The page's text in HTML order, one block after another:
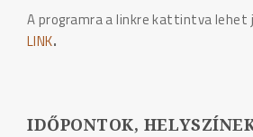
A programra a linkre kattintva lehet
LINK.
IDŐPONTOK,